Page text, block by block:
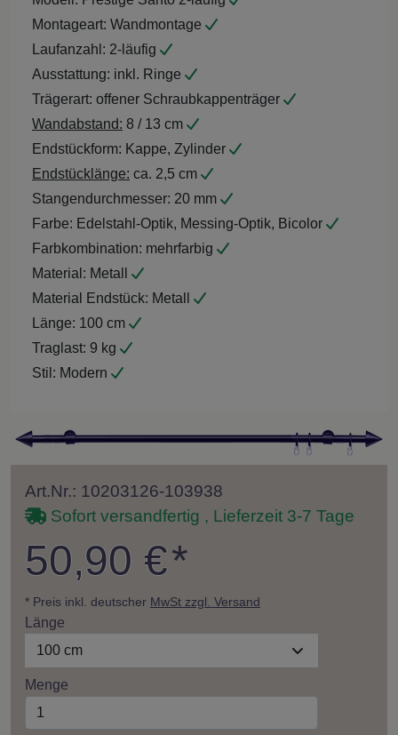
Montageart: Wandmontage
Laufanzahl: 2-läufig
Ausstattung: inkl. Ringe
Trägerart: offener Schraubkappenträger
Wandabstand: 8 / 13 cm
Endstückform: Kappe, Zylinder
Endstücklänge: ca. 2,5 cm
Stangendurchmesser: 20 mm
Farbe: Edelstahl-Optik, Messing-Optik, Bicolor
Farbkombination: mehrfarbig
Material: Metall
Material Endstück: Metall
Länge: 100 cm
Traglast: 9 kg
Stil: Modern
Art.Nr.: 10203126-103938
Sofort versandfertig , Lieferzeit 3-7 Tage
50,90 €*
* Preis inkl. deutscher MwSt zzgl. Versand
Länge
100 cm
Menge